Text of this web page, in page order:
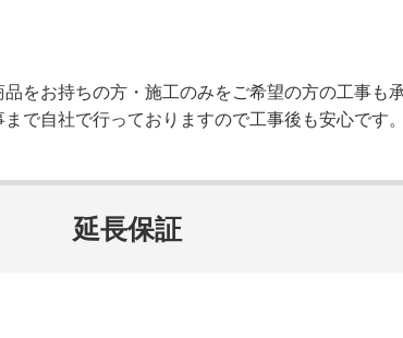
をお持ちの方・施工のみをご希望の方の工事も
で自社で行っておりますので工事後も安心です。
延長保証